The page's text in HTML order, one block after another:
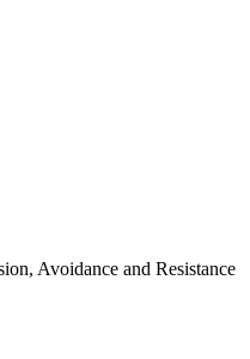
Avoidance and Resistance